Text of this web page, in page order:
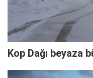
Kop Dağı beyaza